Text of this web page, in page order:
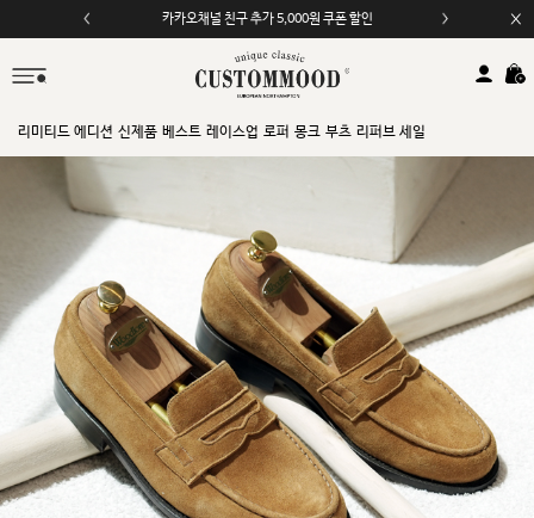
모바일 앱 자동 2,000원 할인
리미티드 에디션 신제품 베스트 레이스업 로퍼 몽크 부츠 리퍼브 세일